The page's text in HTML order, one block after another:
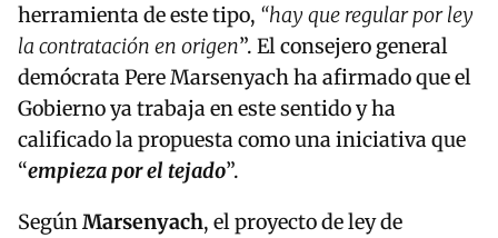
herramienta de este tipo, “hay que regular por ley
la contratación en origen”. El consejero general
demócrata Pere Marsenyach ha afirmado que el
Gobierno ya trabaja en este sentido y ha
calificado la propuesta como una iniciativa que
“empieza por el tejado”.
SegúnMarsenyach, el proyecto de ley de